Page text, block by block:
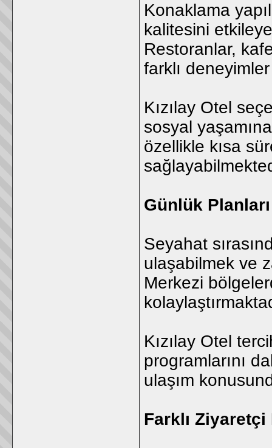
Konaklama
kalitesini
Restoranlar,
farklı
Kızılay Otel
sosyal
özellikle kısa
Günlük
Seyahat
ulaşabilmek ve
Merkezi
Kızılay Otel
programlarını
ulaşım
Farklı